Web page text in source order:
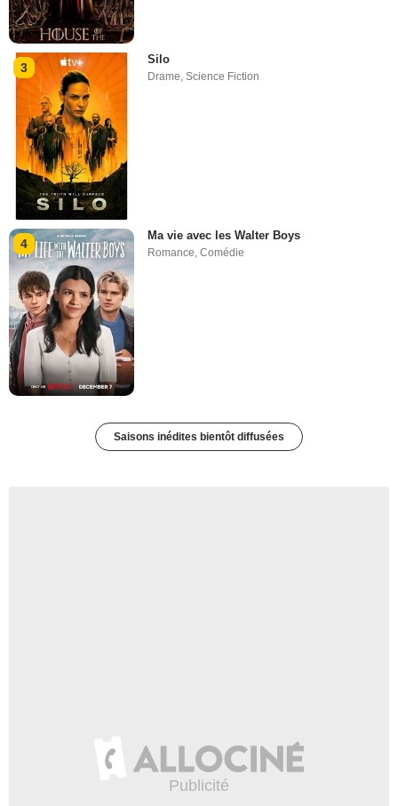
3
Silo
Drame,Science Fiction
4
Ma vie avec les Walter Boys
Romance,Comédie
Saisons inédites bientôt diffusées